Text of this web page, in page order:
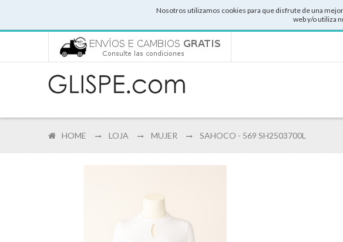
Nosotros utilizamos cookies para que disfrute de una
web y/o utiliza
HOME LOJA MUJER SAHOCO - 569 SH2503700L